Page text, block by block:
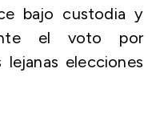
bajo custodia y
el voto por
elecciones